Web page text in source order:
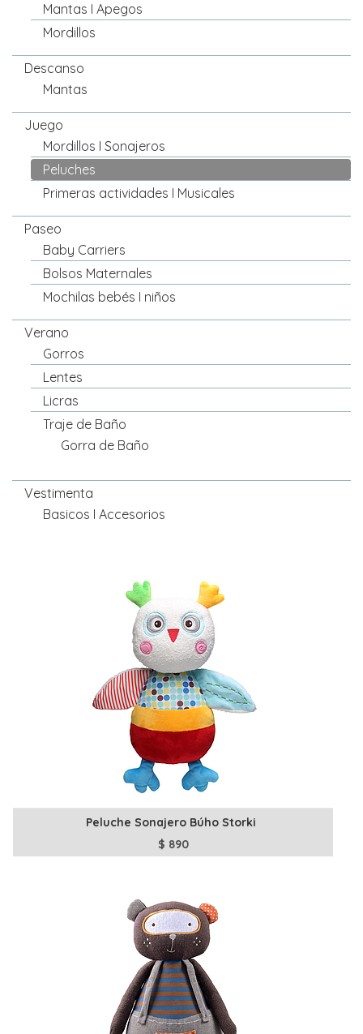
Mantas I Apegos
Mordillos
Descanso
Mantas
Juego
Mordillos I Sonajeros
Peluches
Primeras actividades I Musicales
Paseo
Baby Carriers
Bolsos Maternales
Mochilas bebés I niños
Verano
Gorros
Lentes
Licras
Traje de Baño
Gorra de Baño
Vestimenta
Basicos I Accesorios
Peluche Sonajero Búho Storki
$ 890